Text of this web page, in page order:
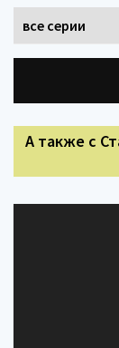
все серии
А также с